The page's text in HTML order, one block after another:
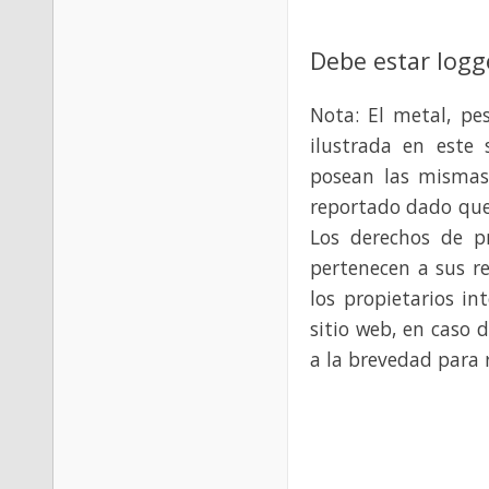
Debe estar
Nota: El metal,
ilustrada en este
posean las
reportado dado
Los derechos de
pertenecen a sus
los propietarios
sitio web, en caso
a la brevedad para